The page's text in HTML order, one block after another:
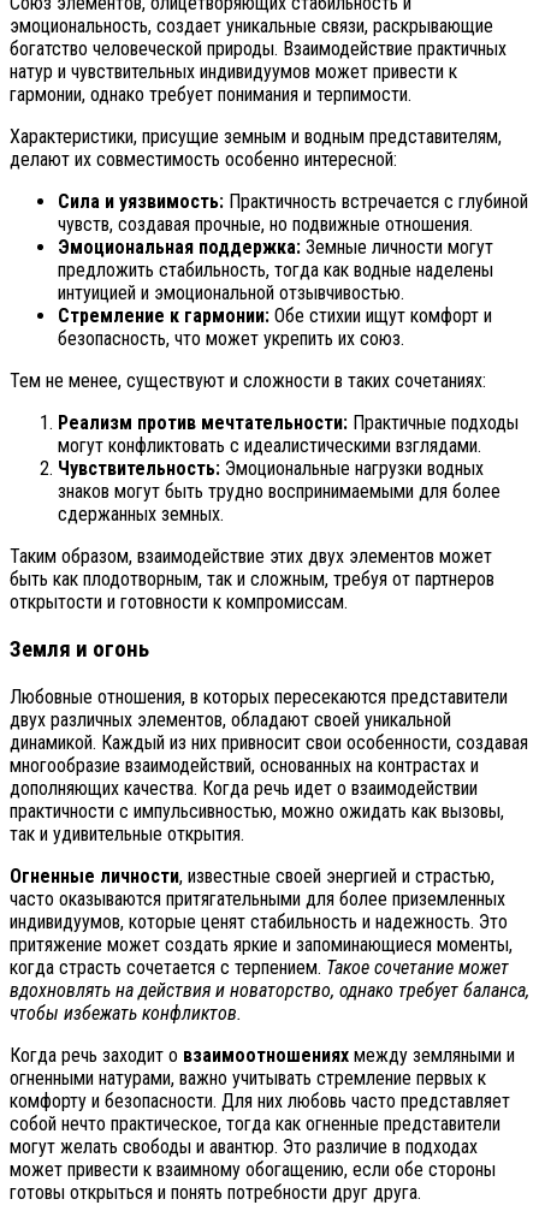
эмоциональность, создает уникальные связи, раскрывающие
богатство человеческой природы. Взаимодействие практичных
натур и чувствительных индивидуумов может привести к
гармонии, однако требует понимания и терпимости.
Характеристики, присущие земным и водным представителям,
делают их совместимость особенно интересной:
Сила и уязвимость: Практичность встречается с глубиной
чувств, создавая прочные, но подвижные отношения.
Эмоциональная поддержка: Земные личности могут
предложить стабильность, тогда как водные наделены
интуицией и эмоциональной отзывчивостью.
Стремление к гармонии: Обе стихии ищут комфорт и
безопасность, что может укрепить их союз.
Тем не менее, существуют и сложности в таких сочетаниях:
Реализм против мечтательности: Практичные подходы
могут конфликтовать с идеалистическими взглядами.
Чувствительность: Эмоциональные нагрузки водных
знаков могут быть трудно воспринимаемыми для более
сдержанных земных.
Таким образом, взаимодействие этих двух элементов может
быть как плодотворным, так и сложным, требуя от партнеров
открытости и готовности к компромиссам.
Земля и огонь
Любовные отношения, в которых пересекаются представители
двух различных элементов, обладают своей уникальной
динамикой. Каждый из них привносит свои особенности, создавая
многообразие взаимодействий, основанных на контрастах и
дополняющих качества. Когда речь идет о взаимодействии
практичности с импульсивностью, можно ожидать как вызовы,
так и удивительные открытия.
Огненные личности, известные своей энергией и страстью,
часто оказываются притягательными для более приземленных
индивидуумов, которые ценят стабильность и надежность. Это
притяжение может создать яркие и запоминающиеся моменты,
когда страсть сочетается с терпением. Такое сочетание может
вдохновлять на действия и новаторство, однако требует баланса,
чтобы избежать конфликтов.
Когда речь заходит о взаимоотношениях между земляными и
огненными натурами, важно учитывать стремление первых к
комфорту и безопасности. Для них любовь часто представляет
собой нечто практическое, тогда как огненные представители
могут желать свободы и авантюр. Это различие в подходах
может привести к взаимному обогащению, если обе стороны
готовы открыться и понять потребности друг друга.